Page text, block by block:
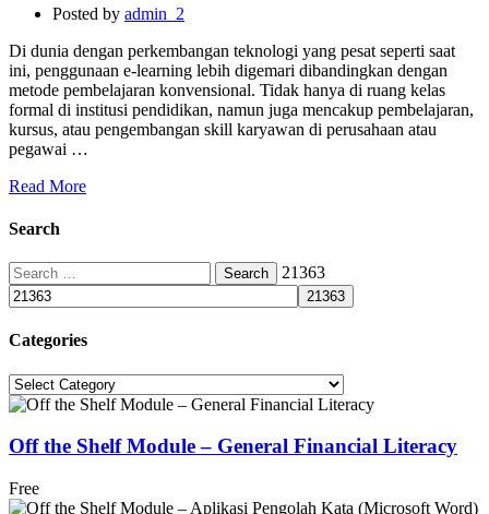
Posted by admin_2
Di dunia dengan perkembangan teknologi yang pesat seperti saat
ini, penggunaan e-learning lebih digemari dibandingkan dengan
metode pembelajaran konvensional. Tidak hanya di ruang kelas
formal di institusi pendidikan, namun juga mencakup pembelajaran,
kursus, atau pengembangan skill karyawan di perusahaan atau
pegawai …
Read More
Search
Search
for:
21363
Categories
Categories
Off the Shelf Module – General Financial Literacy
Free